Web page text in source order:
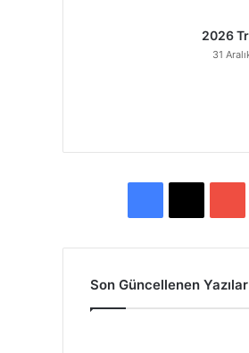
2026
31
e
T
Son Güncellenen Yazılar